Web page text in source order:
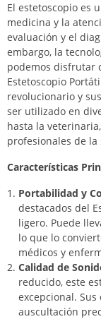
El estetoscopio es
medicina y la
evaluación y el
embargo, la
podemos disfrutar
Estetoscopio
revolucionario y
ser utilizado en
hasta la
profesionales de la
Características
Portabilidad y
destacados del
ligero. Puede
lo que lo
médicos y
Calidad de
reducido, este
excepcional.
auscultación